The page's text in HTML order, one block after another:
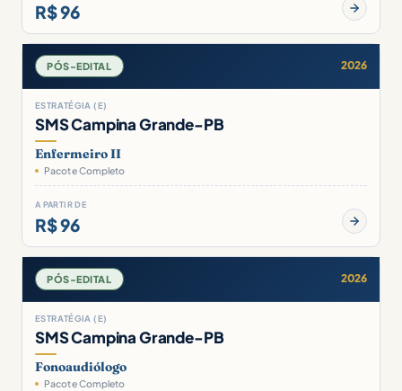
R$ 96
PÓS-EDITAL 2026
ESTRATÉGIA (E)
SMS Campina Grande-PB
Enfermeiro II
Pacote Completo
A PARTIR DE
R$ 96
PÓS-EDITAL 2026
ESTRATÉGIA (E)
SMS Campina Grande-PB
Fonoaudiólogo
Pacote Completo